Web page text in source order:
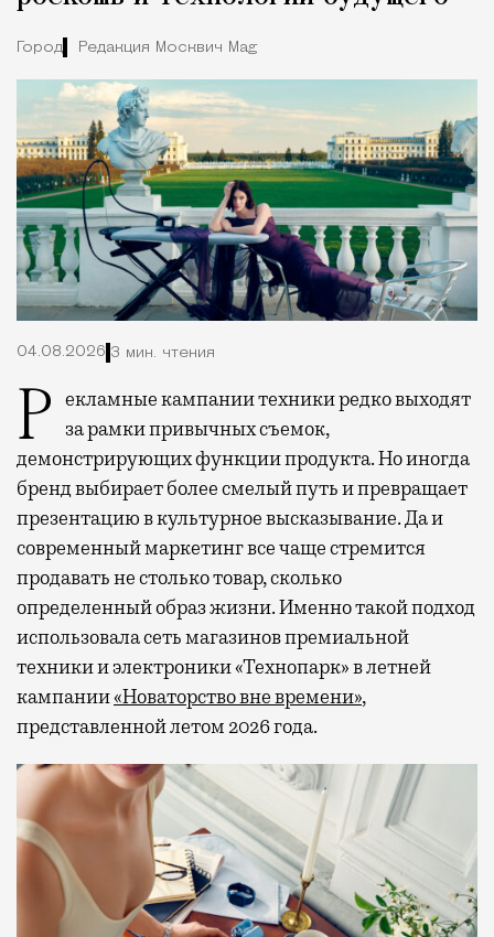
Город Редакция Москвич Mag
04.08.2026 3 мин. чтения
Рекламные кампании техники редко выходят
за рамки привычных съемок,
демонстрирующих функции продукта. Но иногда
бренд выбирает более смелый путь и превращает
презентацию в культурное высказывание. Да и
современный маркетинг все чаще стремится
продавать не столько товар, сколько
определенный образ жизни. Именно такой подход
использовала сеть магазинов премиальной
техники и электроники «Технопарк» в летней
кампании«Новаторство вне времени»,
представленной летом 2026 года.